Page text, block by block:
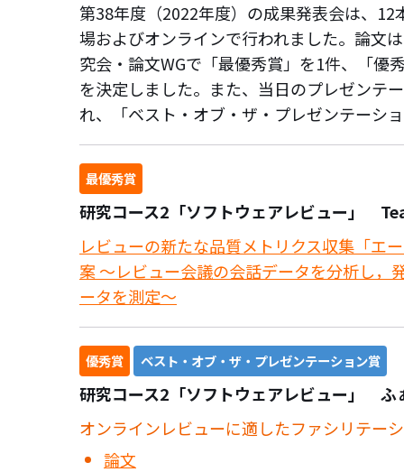
第38年度（2022年度）の成果発表会は、
場およびオンラインで行われました。論文
究会・論文WGで「最優秀賞」を1件、「優
を決定しました。また、当日のプレゼンテ
れ、「ベスト・オブ・ザ・プレゼンテーシ
最優秀賞
研究コース2「ソフトウェアレビュー」
レビューの新たな品質メトリクス収集「エ
案 ～レビュー会議の会話データを分析し，
ータを測定～
優秀賞 ベスト・オブ・ザ・プレゼンテーション賞
研究コース2「ソフトウェアレビュー」 ふ
オンラインレビューに適したファシリテー
論文